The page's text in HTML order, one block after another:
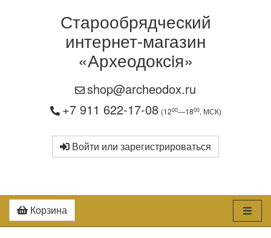
Старообрядческий
интернет-магазин
«Археодоксiя»
shop@archeodox.ru
+7 911 622-17-08 (1200—1800, МСК)
Войти или зарегистрироваться
Корзина